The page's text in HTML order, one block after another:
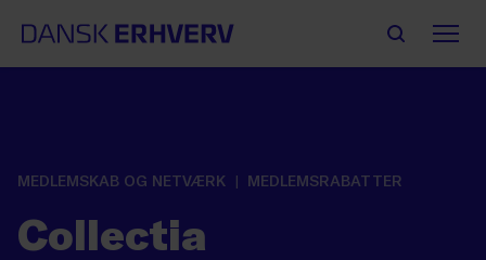
MEDLEMSKAB OG NETVÆRK MEDLEMSRABATTER
Collectia